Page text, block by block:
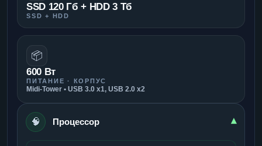
SSD 120 Гб + HDD 3 Тб
SSD + HDD
📦
600 Вт
ПИТАНИЕ · КОРПУС
Midi-Tower • USB 3.0 x1, USB 2.0 x2
🧠 Процессор ▾